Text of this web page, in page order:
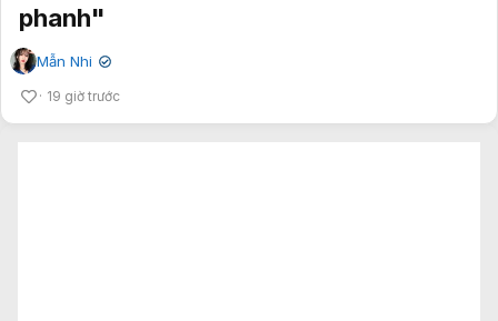
phanh"
Mẫn Nhi ✔
19 giờ trước